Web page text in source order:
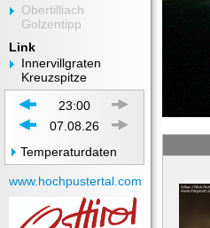
Obertilliach
Golzentipp
Link
Innervillgraten
Kreuzspitze
23:00
07.08.26
Temperaturdaten
www.hochpustertal.com